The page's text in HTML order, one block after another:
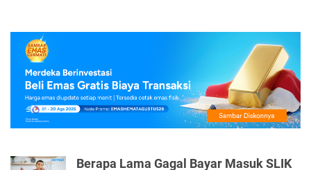
Berapa Lama Gagal Bayar Masuk SLIK